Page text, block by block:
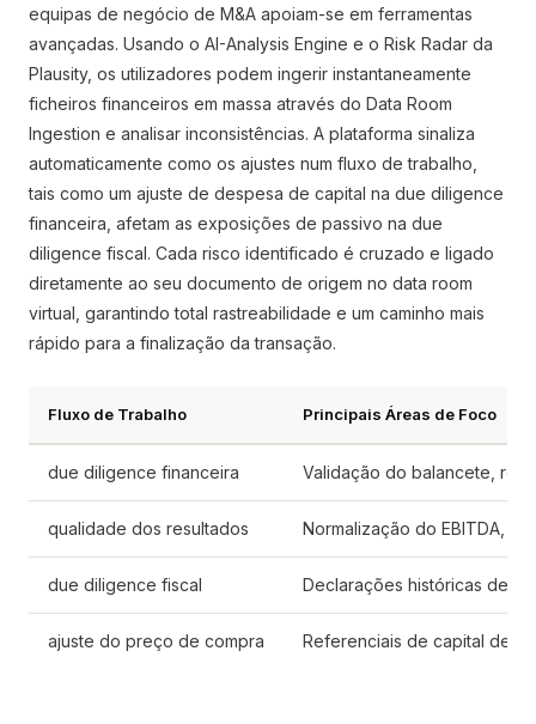
equipas de negócio de M&A apoiam-se em ferramentas
avançadas. Usando o AI-Analysis Engine e o Risk Radar da
Plausity, os utilizadores podem ingerir instantaneamente
ficheiros financeiros em massa através do Data Room
Ingestion e analisar inconsistências. A plataforma sinaliza
automaticamente como os ajustes num fluxo de trabalho,
tais como um ajuste de despesa de capital na due diligence
financeira, afetam as exposições de passivo na due
diligence fiscal. Cada risco identificado é cruzado e ligado
diretamente ao seu documento de origem no data room
virtual, garantindo total rastreabilidade e um caminho mais
rápido para a finalização da transação.
Fluxo de Trabalho Principais Áreas de Foco
due diligence financeira Validação do balancete,
qualidade dos resultados Normalização do EBITDA,
due diligence fiscal Declarações históricas de
ajuste do preço de compra Referenciais de capital de